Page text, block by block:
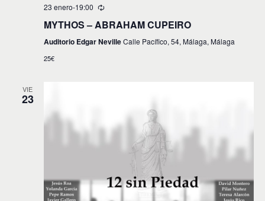
23 enero-19:00
MYTHOS – ABRAHAM CUPEIRO
Auditorio Edgar NevilleCalle Pacífico, 54, Málaga, Málaga
25€
VIE
23